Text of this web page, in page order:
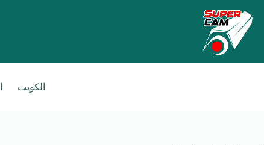
إلى
المحتوى
الكويت